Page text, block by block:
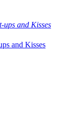
and Kisses